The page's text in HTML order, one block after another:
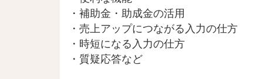
・補助金・助成金の活用
・売上アップにつながる入力の仕方
・時短になる入力の仕方
・質疑応答など